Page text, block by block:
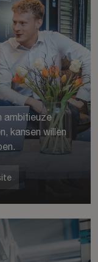
ambitieuze
kansen willen